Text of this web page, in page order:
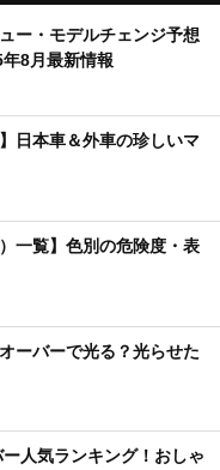
ー・モデルチェンジ予想
8月最新情報
日本車＆外車の珍しいマ
一覧】色別の危険度・表
ーバーで光る？光らせた
ー人気ランキング！おしゃ